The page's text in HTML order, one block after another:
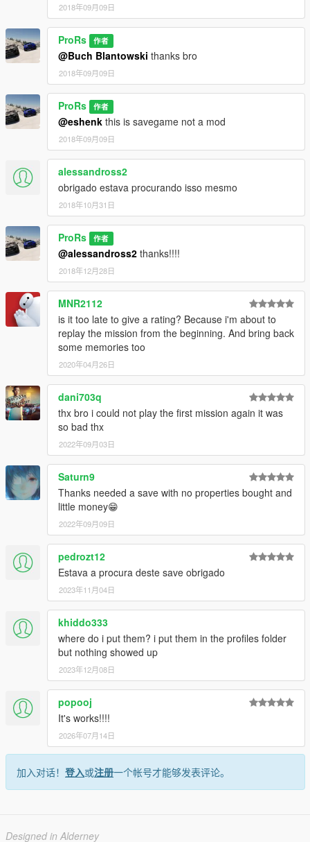
2018年09月09日
ProRs 作者
@Buch Blantowski thanks bro
2018年09月09日
ProRs 作者
@eshenk this is savegame not a mod
2018年09月09日
alessandross2
obrigado estava procurando isso mesmo
2018年10月31日
ProRs 作者
@alessandross2 thanks!!!!
2018年12月28日
MNR2112
is it too late to give a rating? Because i'm about to
replay the mission from the beginning. And bring back
some memories too
2020年04月26日
dani703q
thx bro i could not play the first mission again it was
so bad thx
2022年09月03日
Saturn9
Thanks needed a save with no properties bought and
little money😁
2022年09月09日
pedrozt12
Estava a procura deste save obrigado
2023年11月04日
khiddo333
where do i put them? i put them in the profiles folder
but nothing showed up
2023年12月08日
popooj
It's works!!!!
2026年07月14日
加入对话！ 登入或注册一个帐号才能够发表评论。
Designed in Alderney